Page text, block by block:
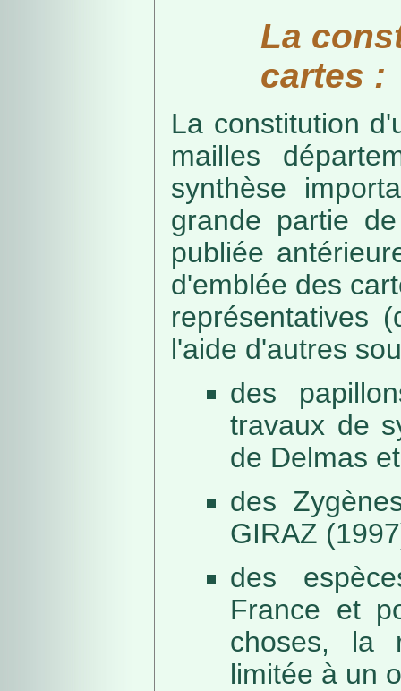
La
cartes :
La constitution
mailles
synthèse
grande partie
publiée
d'emblée des
représentatives
l'aide d'autres
des
travaux de
de Delmas
des
GIRAZ
des
France et
choses, la
limitée à un